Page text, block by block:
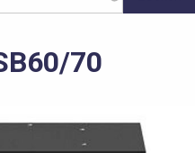
70